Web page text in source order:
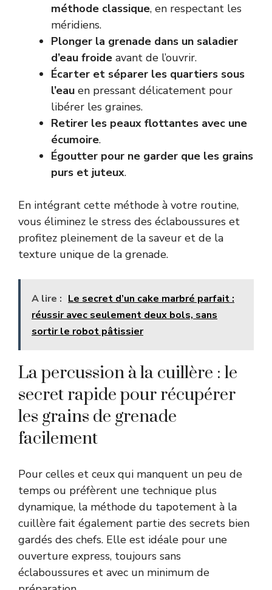
méthode classique, en respectant les
méridiens.
Plonger la grenade dans un saladier
d’eau froide avant de l’ouvrir.
Écarter et séparer les quartiers sous
l’eau en pressant délicatement pour
libérer les graines.
Retirer les peaux flottantes avec une
écumoire.
Égoutter pour ne garder que les grains
purs et juteux.
En intégrant cette méthode à votre routine,
vous éliminez le stress des éclaboussures et
profitez pleinement de la saveur et de la
texture unique de la grenade.
A lire : Le secret d’un cake marbré parfait :
réussir avec seulement deux bols, sans
sortir le robot pâtissier
La percussion à la cuillère : le
secret rapide pour récupérer
les grains de grenade
facilement
Pour celles et ceux qui manquent un peu de
temps ou préfèrent une technique plus
dynamique, la méthode du tapotement à la
cuillère fait également partie des secrets bien
gardés des chefs. Elle est idéale pour une
ouverture express, toujours sans
éclaboussures et avec un minimum de